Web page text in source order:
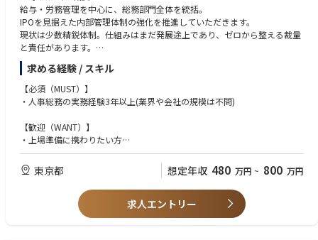
給与・労務管理を中心に、総務部門全体を統括。
IPOを見据えた内部管理体制の強化を推進していただきます。
現状は少数精鋭体制。仕組みはまだ発展途上であり、ゼロから整える裁量
と責任があります。
■業務内容
・給与計算の統括
・社会保険手続きの管理
・チームマネジメント
・会社運営に関する総務全般
です。自発的に動ける方であれば裁量多く業務をおまかせいたします。
単なる実務管理ではなく、「会社の基盤を作る総務責任者」としての役割
を期待しています。
求める経験 / スキル
【必須（MUST）】
・人事総務の実務経験3年以上(業界や会社の規模は不問)
【歓迎（WANT）】
・上場準備に携わりたい方
・自発的に行動できる方
・人事総務として管理職経験がある方
・飲食業界で勤務経験がある方(ジャンル・雇用形態・職種問わず)
東京都 想定年収 480 万円 ~ 800 万円
求人エントリー